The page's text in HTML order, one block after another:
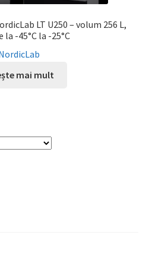
LT U250 – volum 256 L,
la -45°C la -25°C
mai mult